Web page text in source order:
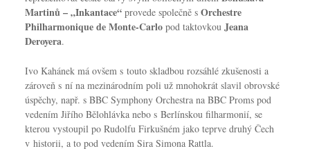
Martinů – „Inkantace“provede společně s Orchestre
Philharmonique de Monte-Carlopod taktovkou Jeana
Deroyera.
Ivo Kahánek má ovšem s touto skladbou rozsáhlé zkušenosti a
zároveň s ní na mezinárodním poli už mnohokrát slavil obrovské
úspěchy, např. s BBC Symphony Orchestra na BBC Proms pod
vedením Jiřího Bělohlávka nebo s Berlínskou filharmonií, se
kterou vystoupil po Rudolfu Firkušném jako teprve druhý Čech
v historii, a to pod vedením Sira Simona Rattla.